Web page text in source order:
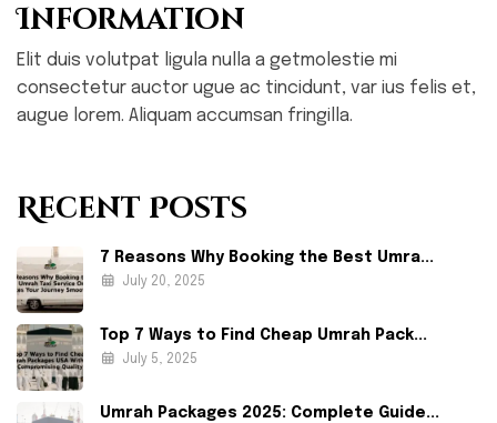
Information
Elit duis volutpat ligula nulla a getmolestie mi
consectetur auctor ugue ac tincidunt, var ius felis et,
augue lorem. Aliquam accumsan fringilla.
Recent Posts
7 Reasons Why Booking the Best Umra...
July 20, 2025
Top 7 Ways to Find Cheap Umrah Pack...
July 5, 2025
Umrah Packages 2025: Complete Guide...